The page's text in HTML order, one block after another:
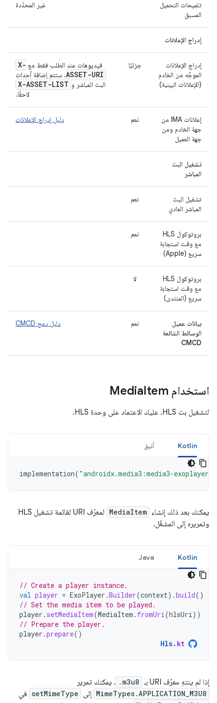
تلميحات التحميل
المسبق
غير المحدّدة
إدراج الإعلانات
إدراج الإعلانات
الموجَّه من الخادم
(الإعلانات البينية)
جزئيًا فيديوهات عند الطلب فقط مع X-
ASSET-URI. ستتم إضافة أحداث
البث المباشر و X-ASSET-LIST
لاحقًا.
إعلانات IMA من
جهة الخادم ومن
جهة العميل
نعم دليل إدراج الإعلانات
تشغيل البث
المباشر
تشغيل البث
المباشر العادي
نعم
بروتوكول HLS
مع وقت استجابة
سريع (Apple)
نعم
بروتوكول HLS
مع وقت استجابة
سريع (المنتدى)
لا
بيانات عميل
الوسائط الشائعة
CMCD
نعم دليل دمج CMCD
استخدام Media Item
لتشغيل بث HLS، عليك الاعتماد على وحدة HLS.
Kotlin أنيق
implementation( "androidx.media3:media3-
يمكنك بعد ذلك إنشاء MediaItem
لمعرّف URI لقائمة تشغيل HLS
وتمريره إلى المشغّل.
Kotlin
Java
// Create a player instance.
val player = ExoPlayer .Builder(context).build()
// Set the media item to be played.
player . setMediaItem(MediaItem . fromUri(hlsUri))
// Prepare the player.
player .prepare()
Hls. kt
إذا لم ينتهِ معرّف URI بـ .m3u8 ، يمكنك تمرير
MimeTypes.APPLICATION_M3U8 إلى setMimeType في